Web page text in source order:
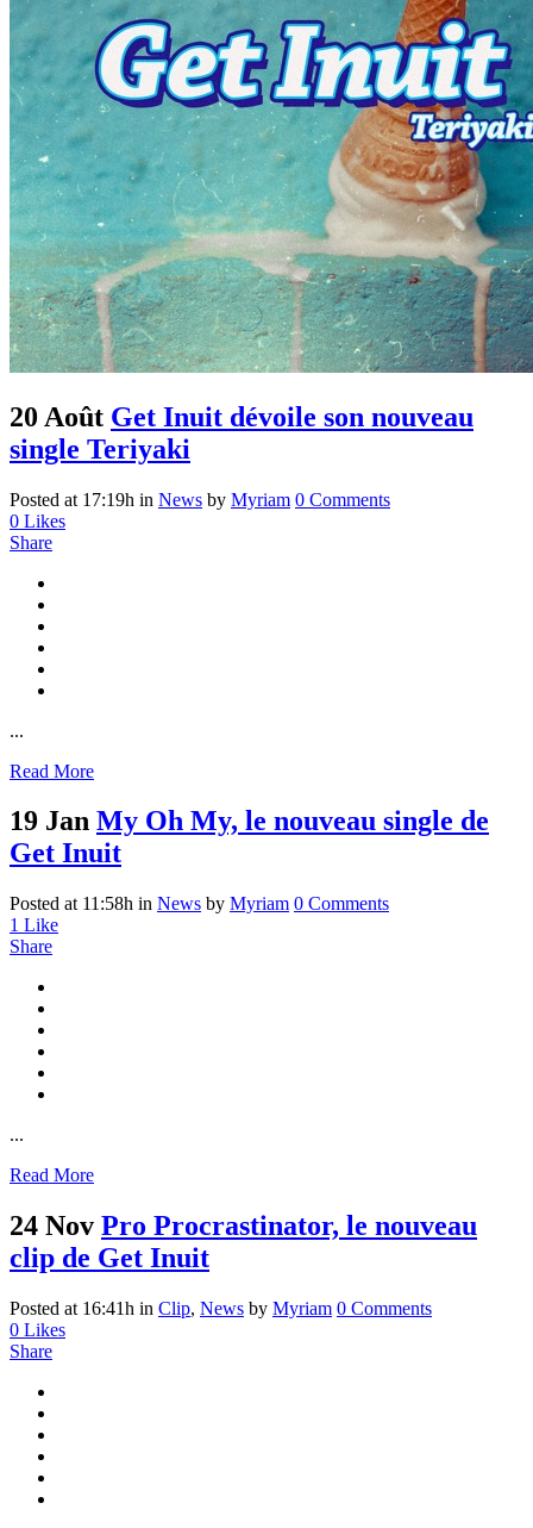
20 Août Get Inuit dévoile son nouveau
single Teriyaki
Posted at 17:19h in News by Myriam 0 Comments
0 Likes
Share
...
Read More
19 Jan My Oh My, le nouveau single de
Get Inuit
Posted at 11:58h in News by Myriam 0 Comments
1 Like
Share
...
Read More
24 Nov Pro Procrastinator, le nouveau
clip de Get Inuit
Posted at 16:41h in Clip, News by Myriam 0 Comments
0 Likes
Share